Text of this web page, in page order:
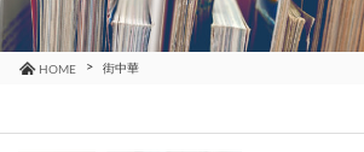
HOME 街中華
コラム